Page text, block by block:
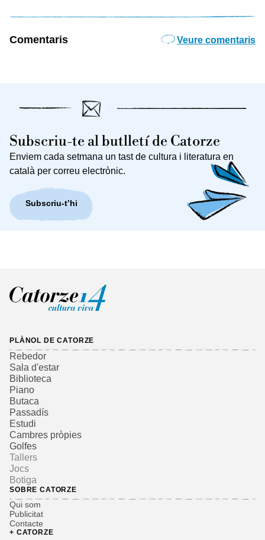
Comentaris Veure comentaris
Subscriu-te al butlletí de Catorze
Enviem cada setmana un tast de cultura i literatura en
català per correu electrònic.
Subscriu-t’hi
PLÀNOL DE CATORZE
Rebedor
Sala d'estar
Biblioteca
Piano
Butaca
Passadís
Estudi
Cambres pròpies
Golfes
Tallers
Jocs
Botiga
SOBRE CATORZE
Qui som
Publicitat
Contacte
+ CATORZE